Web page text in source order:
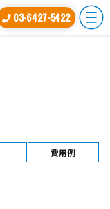
03-6427-5422
費用例